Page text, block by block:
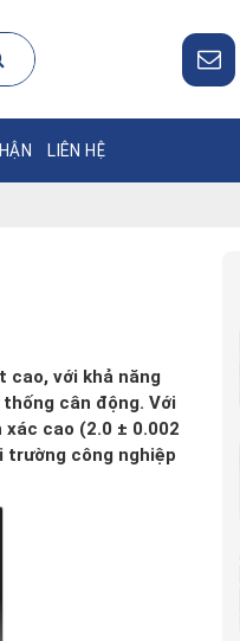
LIÊN HỆ
cao, với khả năng
cân động. Với
cao (2.0 ± 0.002
trường công nghiệp